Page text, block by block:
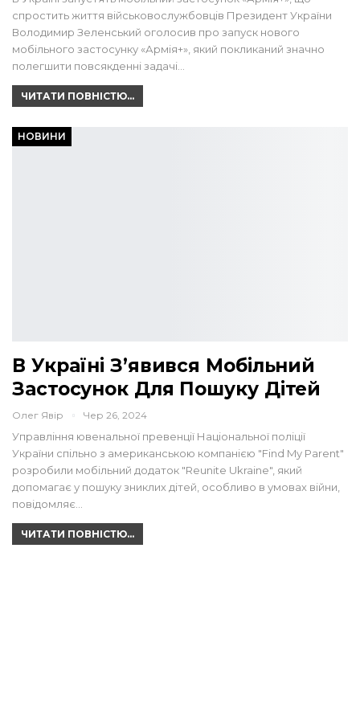
спростить життя військовослужбовців Президент України
Володимир Зеленський оголосив про запуск нового
мобільного застосунку «Армія+», який покликаний значно
полегшити повсякденні задачі…
ЧИТАТИ ПОВНІСТЮ...
НОВИНИ
В Україні З’явився Мобільний
Застосунок Для Пошуку Дітей
Олег Явір Чер 26, 2024
Управління ювенальної превенції Національної поліції
України спільно з американською компанією "Find My Parent"
розробили мобільний додаток "Reunite Ukraine", який
допомагає у пошуку зниклих дітей, особливо в умовах війни,
повідомляє…
ЧИТАТИ ПОВНІСТЮ...